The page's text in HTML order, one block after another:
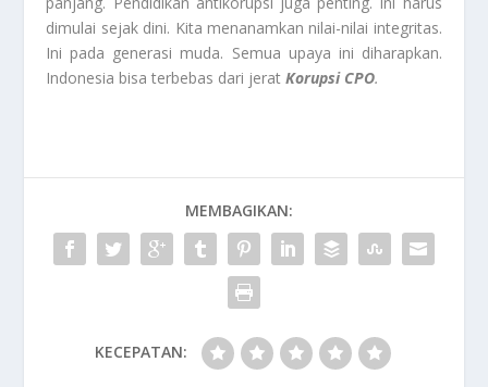
dimulai sejak dini. Kita menanamkan nilai-nilai integritas.
Ini pada generasi muda. Semua upaya ini diharapkan.
Indonesia bisa terbebas dari jeratKorupsi CPO.
MEMBAGIKAN:
KECEPATAN: